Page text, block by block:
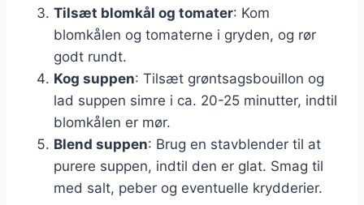
Tilsæt blomkål og tomater: Kom
blomkålen og tomaterne i gryden, og rør
godt rundt.
Kog suppen: Tilsæt grøntsagsbouillon og
lad suppen simre i ca. 20-25 minutter, indtil
blomkålen er mør.
Blend suppen: Brug en stavblender til at
purere suppen, indtil den er glat. Smag til
med salt, peber og eventuelle krydderier.